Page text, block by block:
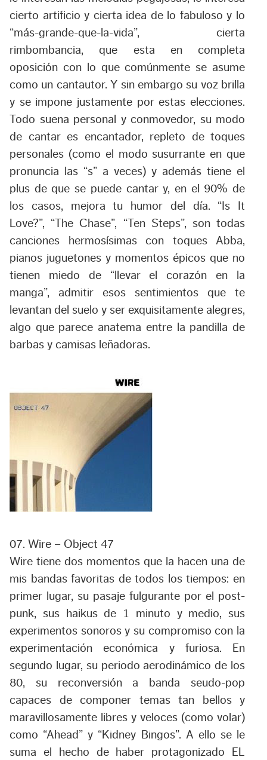
cierto artificio y cierta idea de lo fabuloso y lo
“más-grande-que-la-vida”, cierta
rimbombancia, que esta en completa
oposición con lo que comúnmente se asume
como un cantautor. Y sin embargo su voz brilla
y se impone justamente por estas elecciones.
Todo suena personal y conmovedor, su modo
de cantar es encantador, repleto de toques
personales (como el modo susurrante en que
pronuncia las “s” a veces) y además tiene el
plus de que se puede cantar y, en el 90% de
los casos, mejora tu humor del día. “Is It
Love?”, “The Chase”, “Ten Steps”, son todas
canciones hermosísimas con toques Abba,
pianos juguetones y momentos épicos que no
tienen miedo de “llevar el corazón en la
manga”, admitir esos sentimientos que te
levantan del suelo y ser exquisitamente alegres,
algo que parece anatema entre la pandilla de
barbas y camisas leñadoras.
07. Wire – Object 47
Wire tiene dos momentos que la hacen una de
mis bandas favoritas de todos los tiempos: en
primer lugar, su pasaje fulgurante por el post-
punk, sus haikus de 1 minuto y medio, sus
experimentos sonoros y su compromiso con la
experimentación económica y furiosa. En
segundo lugar, su periodo aerodinámico de los
80, su reconversión a banda seudo-pop
capaces de componer temas tan bellos y
maravillosamente libres y veloces (como volar)
como “Ahead” y “Kidney Bingos”. A ello se le
suma el hecho de haber protagonizado EL